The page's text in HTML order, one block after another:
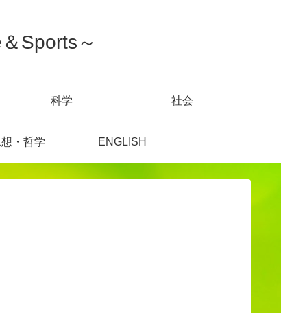
Sports～
科学 社会
・哲学 ENGLISH